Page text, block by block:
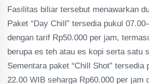
Fasilitas biliar tersebut menawarkan
Paket “Day Chill” tersedia pukul
dengan tarif Rp50.000 per jam,
berupa es teh atau es kopi serta satu
Sementara paket “Chill Shot” tersedia
22.00 WIB seharga Rp60.000 per jam